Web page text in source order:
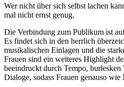
Wer nicht über sich selbst lachen
mal nicht ernst genug.
Die Verbindung zum Publikum ist
Es findet sich in den herrlich
musikalischen Einlagen und die
Frauen sind ein weiteres Highlight
beeindruckt durch Tempo, burlesken
Dialoge, sodass Frauen genauso